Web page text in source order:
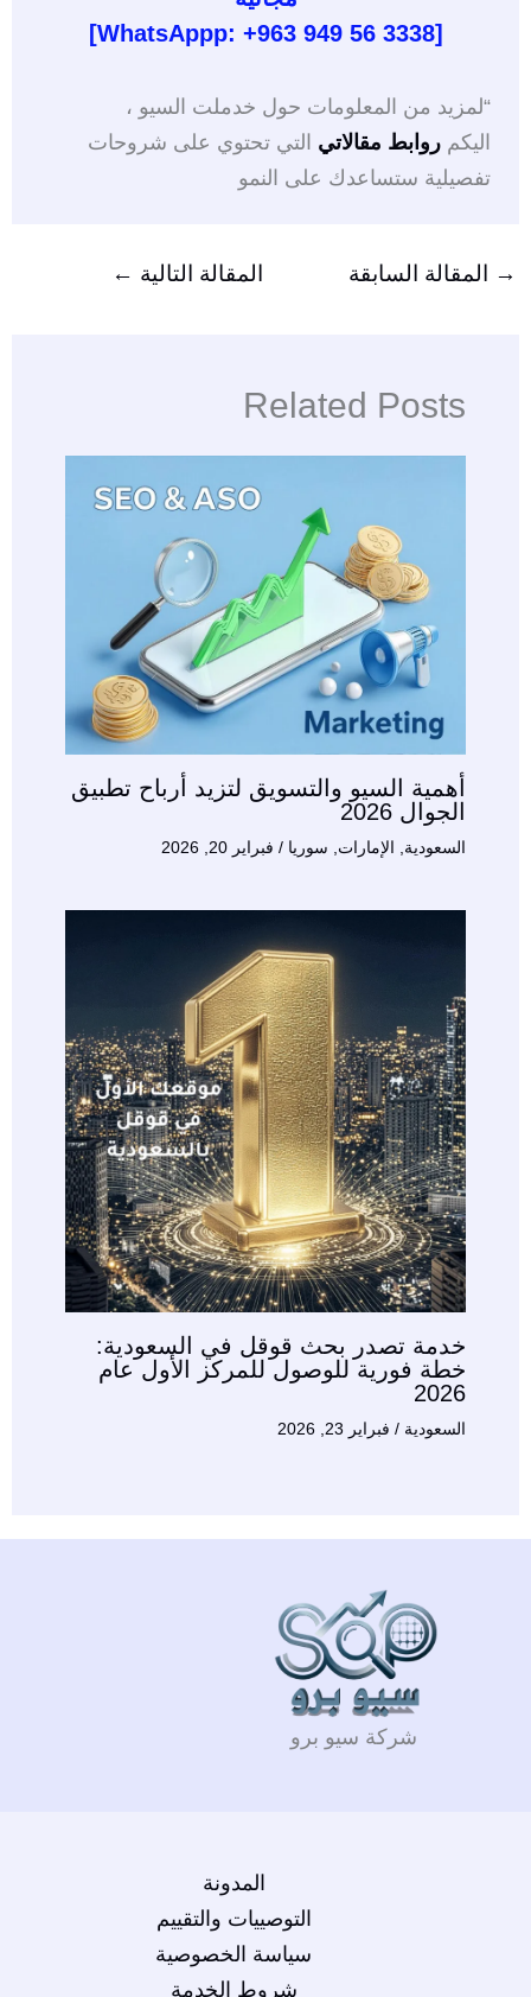
[WhatsAppp: +963 949 56 3338]
“لمزيد من المعلومات حول خدملت السيو ،
اليكم روابط مقالاتي التي تحتوي على شروحات
تفصيلية ستساعدك على النمو
→ المقالة السابقة المقالة التالية ←
Related Posts
أهمية السيو والتسويق لتزيد أرباح تطبيق
الجوال 2026
السعودية الإمارات سوريا / فبراير 20, 2026
خدمة تصدر بحث قوقل في السعودية:
خطة فورية للوصول للمركز الأول عام
2026
السعودية / فبراير 23, 2026
شركة سيو برو
المدونة
التوصييات والتقييم
سياسة الخصوصية
شروط الخدمة